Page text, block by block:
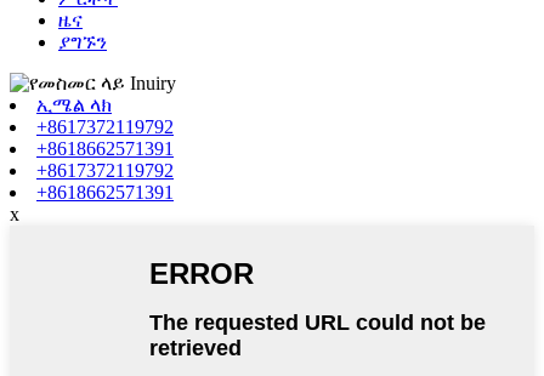
ዜና
ያግኙን
ኢሜል ላክ
+8617372119792
+8618662571391
+8617372119792
+8618662571391
x